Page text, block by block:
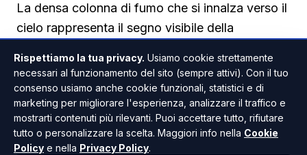
La densa colonna di fumo che si innalza verso il
cielo rappresenta il segno visibile della
del miracolo e del legame tra la Madonna del
Soccorso e la città.
Nell’anno delle celebrazioni per i quattro secoli
dalla liberazione dalla peste, il
Rispettiamo la tua privacy. Usiamo cookie strettamente
necessari al funzionamento del sito (sempre attivi). Con il tuo
consenso usiamo anche cookie funzionali, statistici e di
marketing per migliorare l'esperienza, analizzare il traffico e
mostrarti contenuti più rilevanti. Puoi accettare tutto, rifiutare
tutto o personalizzare la scelta. Maggiori info nella Cookie
Policy e nella Privacy Policy.